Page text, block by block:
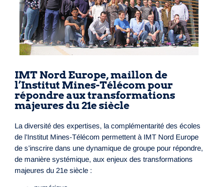
IMT Nord Europe, maillon de
l’Institut Mines-Télécom pour
répondre aux transformations
majeures du 21e siècle
La diversité des expertises, la complémentarité des écoles
de l’Institut Mines-Télécom permettent à IMT Nord Europe
de s’inscrire dans une dynamique de groupe pour répondre,
de manière systémique, aux enjeux des transformations
majeures du 21e siècle :